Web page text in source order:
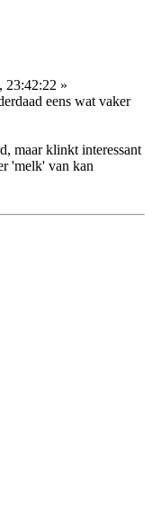
23:42:22 »
eens wat vaker
maar klinkt interessant
'melk' van kan